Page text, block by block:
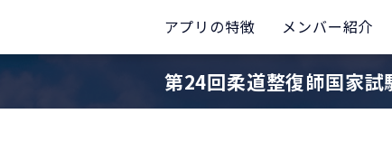
アプリの特徴 メンバー紹介
第24回柔道整復師国家試